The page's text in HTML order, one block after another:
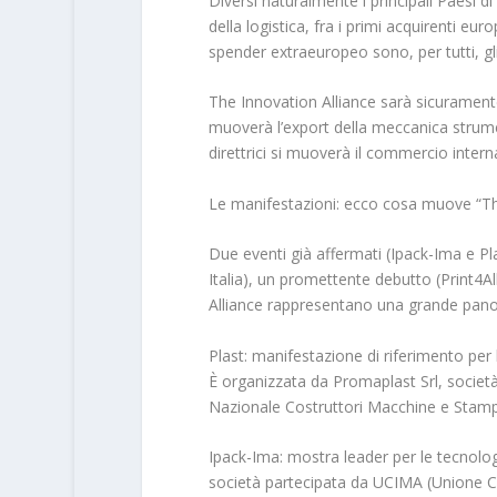
della logistica, fra i primi acquirenti
spender extraeuropeo sono, per tutti,
The Innovation Alliance sarà
muoverà l’export della meccanica
direttrici si muoverà il commercio
Le manifestazioni: ecco cosa muove
Due eventi già affermati (Ipack-Ima e
Italia), un promettente debutto
Alliance rappresentano una grande
Plast: manifestazione di riferimento
È organizzata da Promaplast Srl,
Nazionale Costruttori Macchine e
Ipack-Ima: mostra leader per le
società partecipata da UCIMA